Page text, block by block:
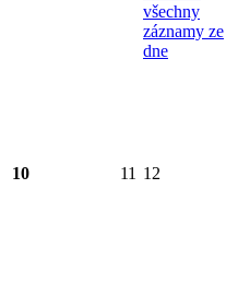
všechny
záznamy ze
dne
10 11 12